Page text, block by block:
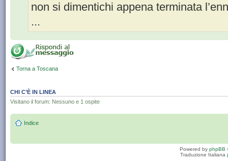
non si dimentichi appena terminata
...
Torna a Toscana
CHI C’È IN LINEA
Visitano il forum: Nessuno e 1 ospite
Indice
Powered by phpBB
Traduzione Italiana